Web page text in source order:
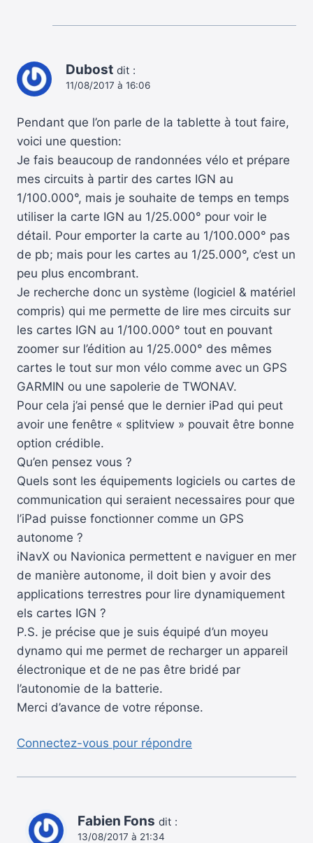
Dubost dit :
11/08/2017 à 16:06
Pendant que l’on parle de la tablette à tout faire,
voici une question:
Je fais beaucoup de randonnées vélo et prépare
mes circuits à partir des cartes IGN au
1/100.000°, mais je souhaite de temps en temps
utiliser la carte IGN au 1/25.000° pour voir le
détail. Pour emporter la carte au 1/100.000° pas
de pb; mais pour les cartes au 1/25.000°, c’est un
peu plus encombrant.
Je recherche donc un système (logiciel & matériel
compris) qui me permette de lire mes circuits sur
les cartes IGN au 1/100.000° tout en pouvant
zoomer sur l’édition au 1/25.000° des mêmes
cartes le tout sur mon vélo comme avec un GPS
GARMIN ou une sapolerie de TWONAV.
Pour cela j’ai pensé que le dernier iPad qui peut
avoir une fenêtre « splitview » pouvait être bonne
option crédible.
Qu’en pensez vous ?
Quels sont les équipements logiciels ou cartes de
communication qui seraient necessaires pour que
l’iPad puisse fonctionner comme un GPS
autonome ?
iNavX ou Navionica permettent e naviguer en mer
de manière autonome, il doit bien y avoir des
applications terrestres pour lire dynamiquement
els cartes IGN ?
P.S. je précise que je suis équipé d’un moyeu
dynamo qui me permet de recharger un appareil
électronique et de ne pas être bridé par
l’autonomie de la batterie.
Merci d’avance de votre réponse.
Connectez-vous pour répondre
Fabien Fons dit :
13/08/2017 à 21:34